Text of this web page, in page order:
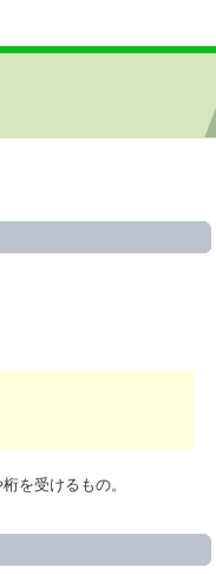
を受けるもの。